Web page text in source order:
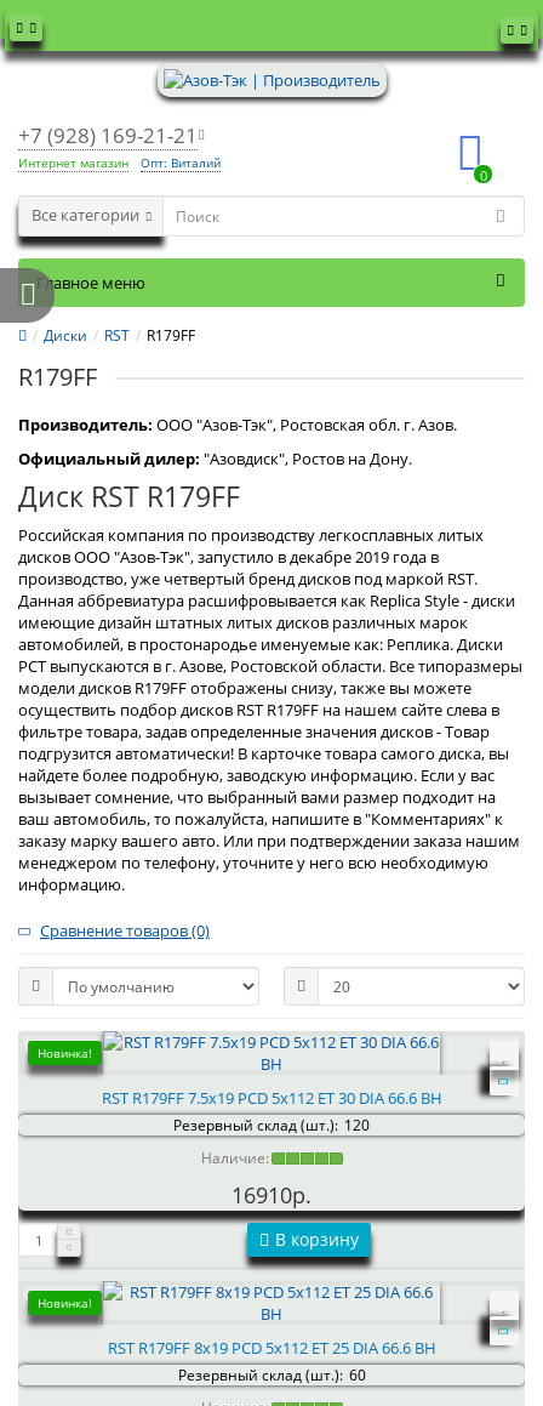
+7 (928) 169-21-21
Интернет магазин Опт: Виталий
0
Все категории
Главное меню
Диски RST R179FF
R179FF
Производитель: OOO "Азов-Тэк", Ростовская обл. г. Азов.
Официальный дилер: "Азовдиск", Ростов на Дону.
Диск RST R179FF
Российская компания по производству легкосплавных литых
дисков ООО "Азов-Тэк", запустило в декабре 2019 года в
производство, уже четвертый бренд дисков под маркой RST.
Данная аббревиатура расшифровывается как Replica Style - диски
имеющие дизайн штатных литых дисков различных марок
автомобилей, в простонародье именуемые как: Реплика. Диски
РСТ выпускаются в г. Азове, Ростовской области. Все типоразмеры
модели дисков R179FF отображены снизу, также вы можете
осуществить подбор дисков RST R179FF на нашем сайте слева в
фильтре товара, задав определенные значения дисков - Товар
подгрузится автоматически! В карточке товара самого диска, вы
найдете более подробную, заводскую информацию. Если у вас
вызывает сомнение, что выбранный вами размер подходит на
ваш автомобиль, то пожалуйста, напишите в "Комментариях" к
заказу марку вашего авто. Или при подтверждении заказа нашим
менеджером по телефону, уточните у него всю необходимую
информацию.
Сравнение товаров (0)
Новинка!
RST R179FF 7.5x19 PCD 5x112 ET 30 DIA 66.6 BH
Резервный склад (шт.): 120
Наличие:
16910р.
В корзину
Новинка!
RST R179FF 8x19 PCD 5x112 ET 25 DIA 66.6 BH
Резервный склад (шт.): 60